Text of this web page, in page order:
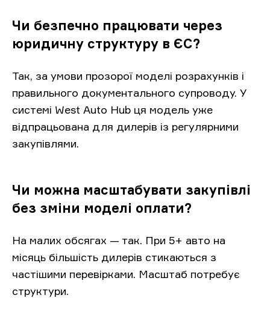
Чи безпечно працювати через
юридичну структуру в ЄС?
Так, за умови прозорої моделі розрахунків і
правильного документального супроводу. У
системі West Auto Hub ця модель уже
відпрацьована для дилерів із регулярними
закупівлями.
Чи можна масштабувати закупівлі
без зміни моделі оплати?
На малих обсягах — так. При 5+ авто на
місяць більшість дилерів стикаються з
частішими перевірками. Масштаб потребує
структури.